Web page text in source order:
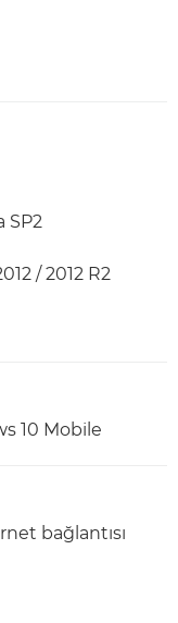
SP2
/ 2012 R2
10 Mobile
bağlantısı